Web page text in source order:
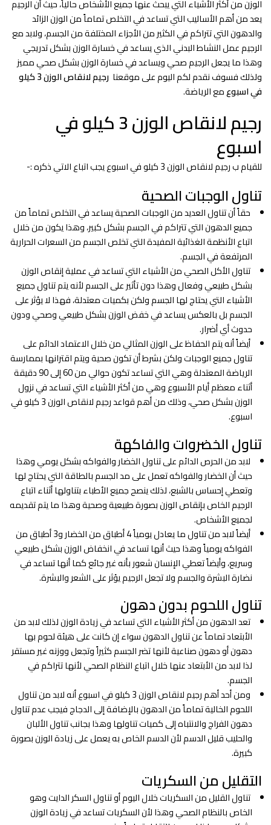
الوزن من أكثر الأشياء التي يبحث عنها جميع الأشخاص حالياً، حيث أن الرجيم
يعد من أهم الأساليب التي تساعد في التخلص تماماً من الوزن الزائد
والدهون التي تتراكم في الكثير من الأجزاء المختلفة من الجسم، ولابد مع
الرجيم عمل النشاط البدني الذي يساعد في خسارة الوزن بشكل تدريجي
وهذا ما يجعل الرجيم صحي ويساعد في خسارة الوزن بشكل صحي مميز
ولذلك فسوف نقدم لكم اليوم على موقعنا
رجيم لانقاص الوزن 3 كيلو
في اسبوعمع الرياضة.
رجيم لانقاص الوزن 3 كيلو في
اسبوع
للقيام ب رجيم لانقاص الوزن 3 كيلو في اسبوع يجب اتباع الاتي ذكره :-
تناول الوجبات الصحية
حقاً أن تناول العديد من الوجبات الصحية يساعد في التخلص تماماً من
جميع الدهون التي تتراكم في الجسم بشكل كبير، وهذا يكون من خلال
اتباع الأنظمة الغذائية المفيدة التي تخلص الجسم من السعرات الحرارية
المرتفعة في الجسم.
تناول الأكل الصحي من الأشياء التي تساعد في عملية إنقاص الوزن
بشكل طبيعي وفعال وهذا دون تأثير على الجسم لأنه يتم تناول جميع
الأشياء التي يحتاج لها الجسم ولكن بكميات معتدلة، فهذا لا يؤثر على
الجسم بل بالعكس يساعد في خفض الوزن بشكل طبيعي وصحي ودون
حدوث أي أضرار.
أيضاً أنه يتم الحفاظ على الوزن المثالي من خلال الاعتماد الدائم على
تناول جميع الوجبات ولكن بشرط أن تكون صحية ويتم اقترانها بممارسة
الرياضة المعتدلة وهي التي تساعد تكون حوالي من 60 إلى 90 دقيقة
أثناء معظم أيام الأسبوع وهي من أكثر الأشياء التي تساعد في نزول
الوزن بشكل صحي، وذلك من أهم قواعد رجيم لانقاص الوزن 3 كيلو في
اسبوع.
تناول الخضروات والفاكهة
لابد من الحرص الدائم على تناول الخضار والفواكه بشكل يومي وهذا
حيث أن الخضار والفواكه تعمل على مد الجسم بالطاقة التي يحتاج لها
وتعطي إحساس بالشبع، لذلك ينصح جميع الأطباء بتناولها أثناء اتباع
الرجيم الخاص بإنقاص الوزن بصورة طبيعية وصحية وهذا ما يتم تقديمه
لجميع الأشخاص.
أيضاً لابد من تناول ما يعادل يومياً 4 أطباق من الخضار و3 أطباق من
الفواكه يومياً وهذا حيث أنها تساعد في انخفاض الوزن بشكل طبيعي
وسريع، وأيضاً تعطي الإنسان شعور بأنه غير جائع كما أنها تساعد في
نضارة البشرة والجسم ولا تجعل الرجيم يؤثر على الشعر والبشرة.
تناول اللحوم بدون دهون
تعد الدهون من أكثر الأشياء التي تساعد في زيادة الوزن لذلك لابد من
الأبتعاد تماماً عن تناول الدهون سواء إن كانت على هيئة لحوم بها
دهون أو دهون صناعية لأنها تضر الجسم كثيراً وتجعل ووزنه غير مستقر
لذا لابد من الأبتعاد عنها خلال اتباع النظام الصحي لأنها تتراكم في
الجسم.
ومن أحد أهم رجيم لانقاص الوزن 3 كيلو في اسبوع أنه لابد من تناول
اللحوم الخالية تماماً من الدهون بالإضافة إلى الدجاج فيجب عدم تناول
دهون الفراج والانتباه إلى كميات تناولها وهذا بجانب تناول الألبان
والحليب قليل الدسم لأن الدسم الخاص به يعمل على زيادة الوزن بصورة
كبيرة.
التقليل من السكريات
تناول القليل من السكريات خلال اليوم أو تناول السكر الدايت وهو
الخاص بالنظام الصحي وهذا لأن السكريات تساعد في زيادة الوزن